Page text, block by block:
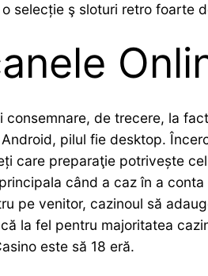
selecție ş sloturi retro
consemnare, de trecere, la
pilul fie desktop.
care preparaţie potrivește
când a caz în a
pe venitor, cazinoul să
la fel pentru majoritatea
este să 18 eră.